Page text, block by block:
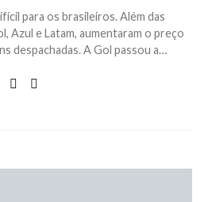
para os brasileiros. Além das
Azul e Latam, aumentaram o preço
despachadas. A Gol passou a…